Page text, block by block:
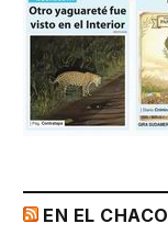
EN EL CHACO